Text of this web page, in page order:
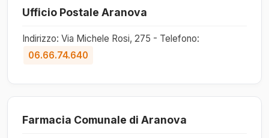
Ufficio Postale Aranova
Indirizzo: Via Michele Rosi, 275 - Telefono:
06.66.74.640
Farmacia Comunale di Aranova